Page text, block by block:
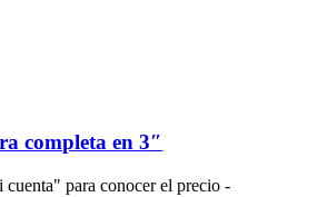
completa en 3″
cuenta" para conocer el precio -